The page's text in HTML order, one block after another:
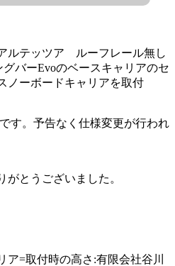
ルテッツア ルーフレール無し
バーEvoのベースキャリアのセ
ノーボードキャリアを取付
す。予告なく仕様変更が行われ
がとうございました。
ア=取付時の高さ:有限会社谷川